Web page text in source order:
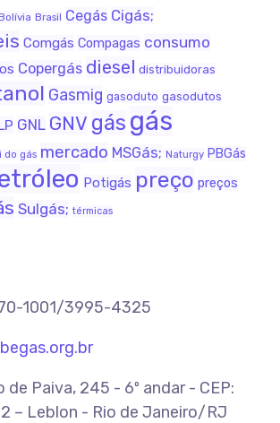
Bolívia Brasil Cegás Cigás;
Comgás Compagas consumo
Copergás diesel distribuidoras
Gasmig gasoduto gasodutos
GNL GNV gás gás
do gás mercado MSGás; Naturgy PBGás
Potigás preço preços
Sulgás; térmicas
1001/3995-4325
de Paiva, 245 - 6º andar - CEP:
– Leblon - Rio de Janeiro/RJ